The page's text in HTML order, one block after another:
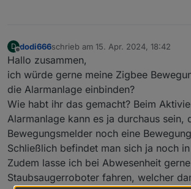
da dein Command,
D
Offline
dodi666schrieb am 15. Apr. 2024, 18:42
zuletzt editiert von
Hallo zusammen,
ich würde gerne meine Zigbee
die Alarmanlage einbinden?
Wie habt ihr das gemacht? Beim
Alarmanlage kann es ja durchaus sein,
Bewegungsmelder noch eine
Schließlich befindet man sich ja noch
Zudem lasse ich bei Abwesenheit
Staubsaugerroboter fahren, welcher